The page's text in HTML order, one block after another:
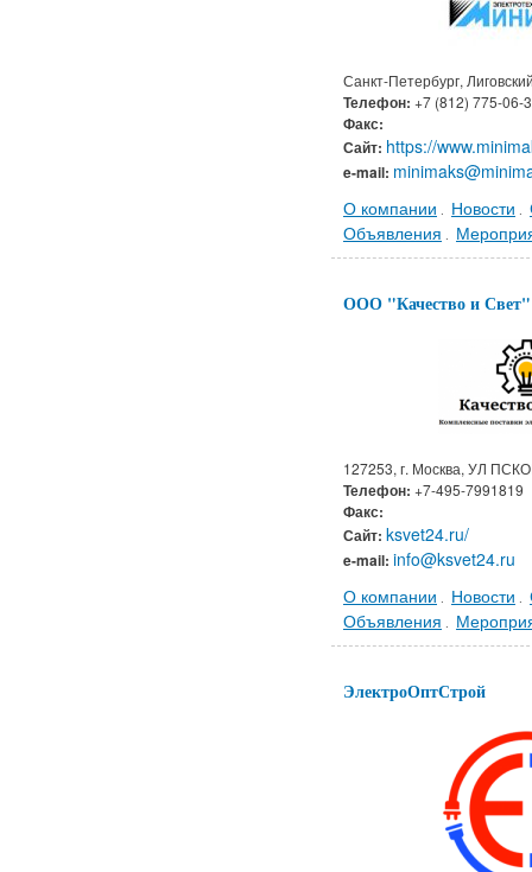
Санкт-Петербург,
Телефон: +7 (812) 775-06-
Факс:
Сайт: https://
e-mail:
О компании . Новости .
Объявления .
ООО "Качество и Свет"
127253, г. Москва, УЛ
Телефон: +7-495-7991819
Факс:
Сайт: ksvet24.ru/
e-mail: info@ksvet24.ru
О компании . Новости .
Объявления .
ЭлектроОптСтрой